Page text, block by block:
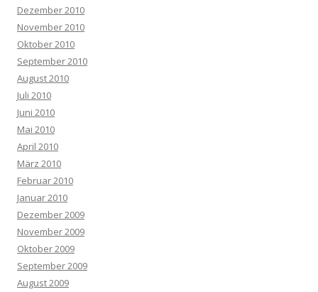
Dezember 2010
November 2010
Oktober 2010
September 2010
August 2010
Juli 2010
Juni 2010
Mai 2010
April 2010
März 2010
Februar 2010
Januar 2010
Dezember 2009
November 2009
Oktober 2009
September 2009
August 2009